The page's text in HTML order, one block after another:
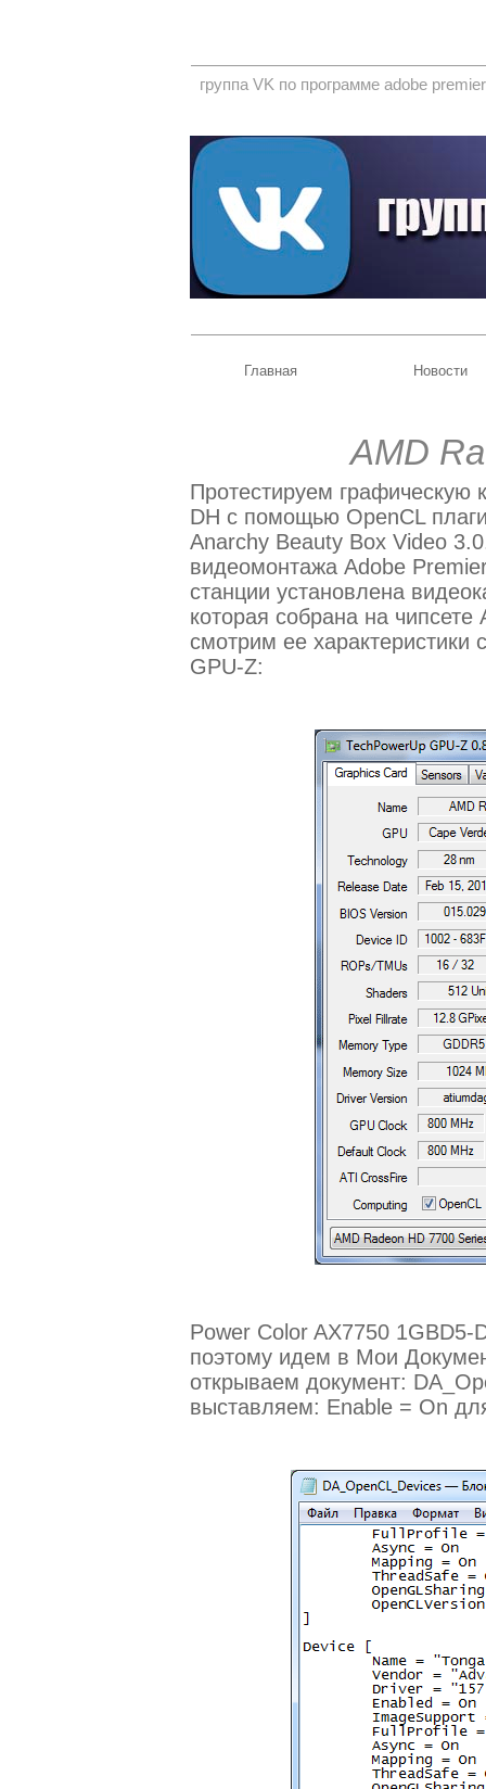
группа VK по программе adobe
Главная Новости
AMD
Протестируем графическую
DH с помощью OpenCL
Anarchy Beauty Box Video
видеомонтажа Adobe
станции установлена
которая собрана на
смотрим ее
GPU-Z:
Power Color AX7750 1GBD5-
поэтому идем в Мои
открываем документ:
выставляем: Enable = On